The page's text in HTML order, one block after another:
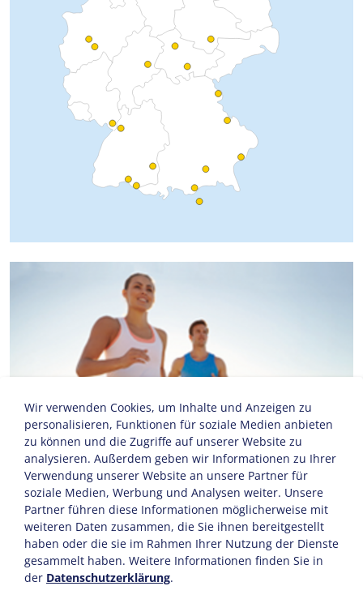
Wir verwenden Cookies, um Inhalte und Anzeigen zu
personalisieren, Funktionen für soziale Medien anbieten
zu können und die Zugriffe auf unserer Website zu
analysieren. Außerdem geben wir Informationen zu Ihrer
Verwendung unserer Website an unsere Partner für
soziale Medien, Werbung und Analysen weiter. Unsere
Partner führen diese Informationen möglicherweise mit
weiteren Daten zusammen, die Sie ihnen bereitgestellt
haben oder die sie im Rahmen Ihrer Nutzung der Dienste
gesammelt haben. Weitere Informationen finden Sie in
der Datenschutzerklärung.